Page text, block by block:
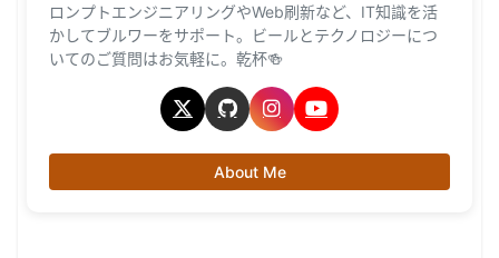
ロンプトエンジニアリングやWeb刷新など、IT知識を活
かしてブルワーをサポート。ビールとテクノロジーにつ
いてのご質問はお気軽に。乾杯🍻
About Me